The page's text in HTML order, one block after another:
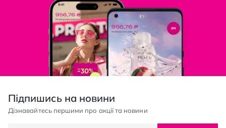
Підпишись на новини
Дізнавайтесь першими про акції та новини